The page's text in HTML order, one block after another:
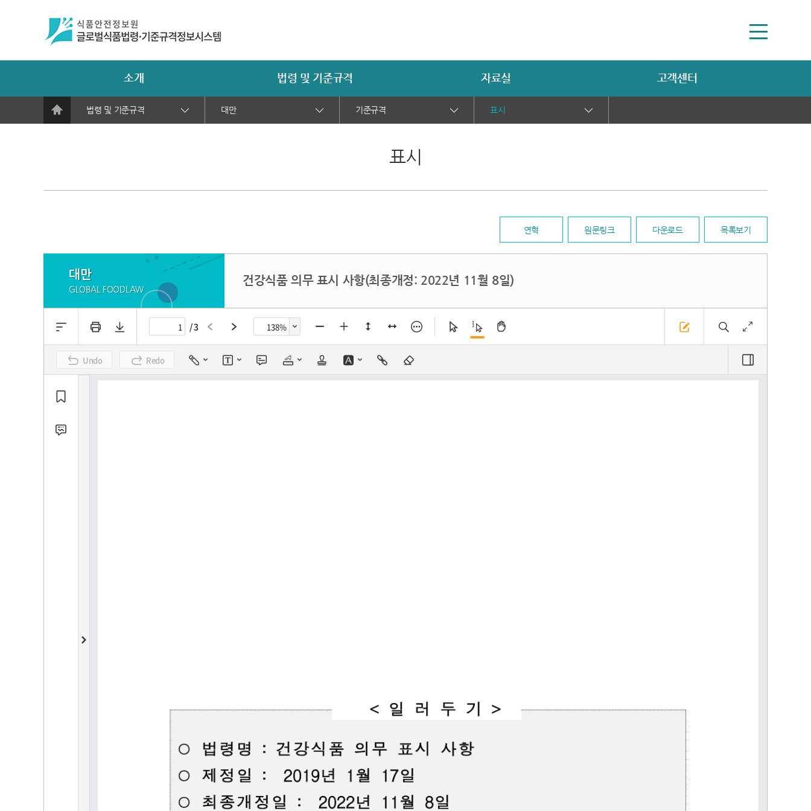
소개 법령 및 기준규격 자료실 고객센터
법령 및 기준규격 대만 기준규격 표시
표시
연혁 원문링크 다운로드 목록보기
대만
GLOBAL FOODLAW
건강식품 의무 표시 사항(최종개정: 2022년 11월 8일)